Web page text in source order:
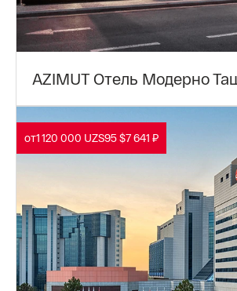
AZIMUT Отель Модерно
от1 120 000 UZS95 $7 641 ₽